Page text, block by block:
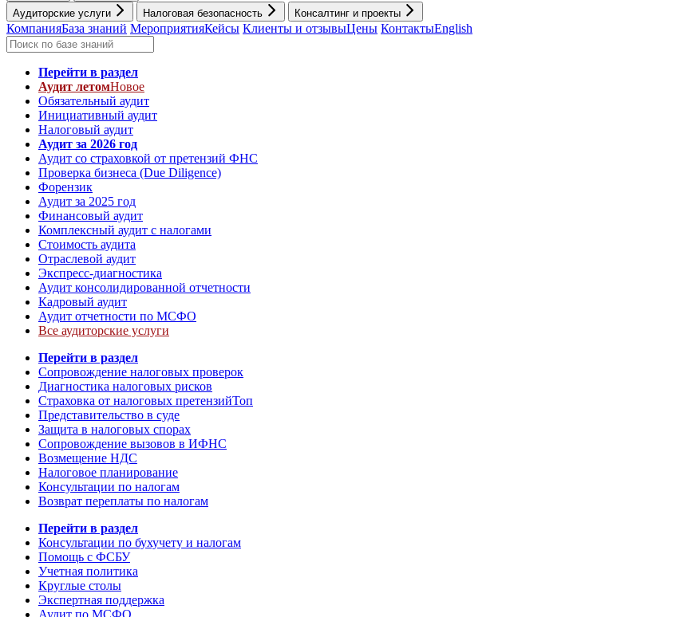
Аудиторские услуги
Налоговая безопасность Консалтинг и проекты
КомпанияБаза знаний МероприятияКейсы Клиенты и отзывыЦены КонтактыEnglish
Перейти в раздел
Аудит летомНовое
Обязательный аудит
Инициативный аудит
Налоговый аудит
Аудит за 2026 год
Аудит со страховкой от претензий ФНС
Проверка бизнеса (Due Diligence)
Форензик
Аудит за 2025 год
Финансовый аудит
Комплексный аудит с налогами
Стоимость аудита
Отраслевой аудит
Экспресс-диагностика
Аудит консолидированной отчетности
Кадровый аудит
Аудит отчетности по МСФО
Все аудиторские услуги
Перейти в раздел
Сопровождение налоговых проверок
Диагностика налоговых рисков
Страховка от налоговых претензийТоп
Представительство в суде
Защита в налоговых спорах
Сопровождение вызовов в ИФНС
Возмещение НДС
Налоговое планирование
Консультации по налогам
Возврат переплаты по налогам
Перейти в раздел
Консультации по бухучету и налогам
Помощь с ФСБУ
Учетная политика
Круглые столы
Экспертная поддержка
Аудит по МСФО